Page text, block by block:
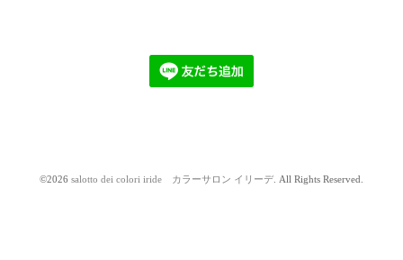
©2026 salotto dei colori iride カラーサロン イリーデ. All Rights Reserved.